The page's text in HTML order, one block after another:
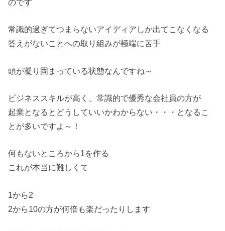
のです
常識的過ぎてつまらないアイディアしか出てこなくなる
答えがないことへの取り組みが極端に苦手
頭が凝り固まっている状態なんですね～
ビジネススキルが高く、常識的で優秀な会社員の方が
起業となるとどうしていいかわからない・・・となるこ
とが多いですよ～！
何もないところから1を作る
これが本当に難しくて
1から2
2から10の方が何倍も楽だったりします